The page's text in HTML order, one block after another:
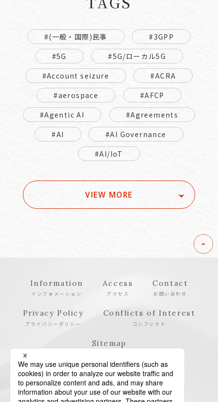
#(一般・国際)民事
#3GPP
#5G
#5G/ローカル5G
#Account seizure
#ACRA
#aerospace
#AFCP
#Agentic AI
#Agreements
#AI
#AI Governance
#AI/IoT
VIEW MORE
Information
インフォメーション
Access
アクセス
Contact
お問い合わせ
Privacy Policy
プライバシーポリシー
Conflicts of Interest
コンフリクト
Sitemap